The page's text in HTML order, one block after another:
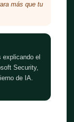
más que tu
explicando el
Security,
de IA.